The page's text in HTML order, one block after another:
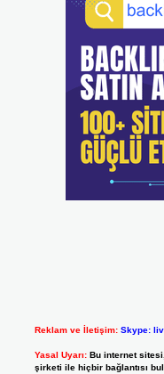
Reklam ve İletişim: Skype:
Yasal Uyarı: Bu internet
şirketi ile hiçbir bağlantısı